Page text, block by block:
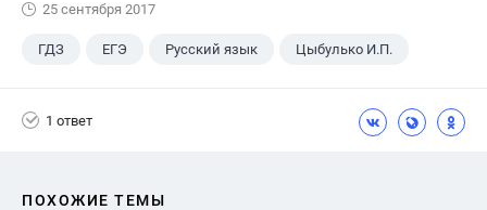
25 сентября 2017
ГДЗ ЕГЭ Русский язык Цыбулько И.П.
1 ответ
ПОХОЖИЕ ТЕМЫ